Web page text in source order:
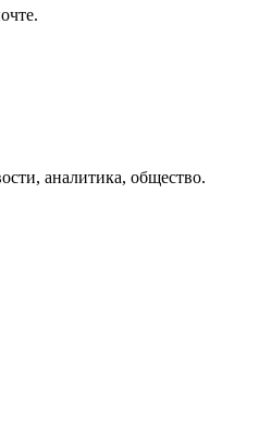
аналитика, общество.